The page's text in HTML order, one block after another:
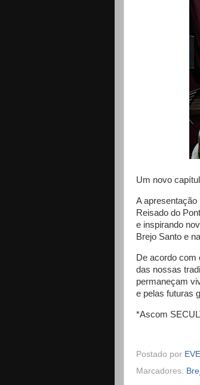
Um novo
A
Reisado do
e inspirando
Brejo Santo e
De acordo com
das nossas
permaneçam
e pelas futuras
*Ascom
Postado por
Marcadores: